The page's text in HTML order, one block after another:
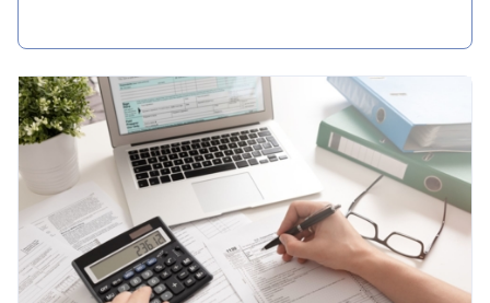
Poland